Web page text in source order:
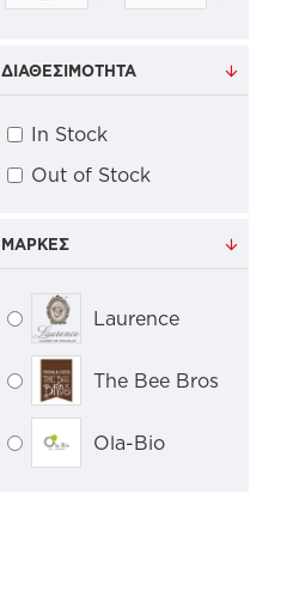
ΜΆΡΚΕΣ
Laurence
The Bee Bros
Ola-Bio
ΔΙΑΘΕΣΙΜΌΤΗΤΑ
In Stock
Out of Stock